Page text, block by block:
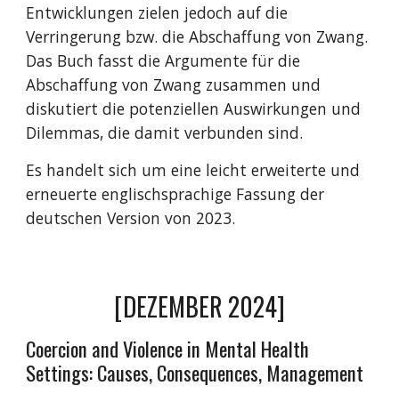
Entwicklungen zielen jedoch auf die
Verringerung bzw. die Abschaffung von Zwang.
Das Buch fasst die Argumente für die
Abschaffung von Zwang zusammen und
diskutiert die potenziellen Auswirkungen und
Dilemmas, die damit verbunden sind.
Es handelt sich um eine leicht erweiterte und
erneuerte englischsprachige Fassung der
deutschen Version von 2023.
[DEZEMBER 2024]
Coercion and Violence in Mental Health
Settings: Causes, Consequences, Management